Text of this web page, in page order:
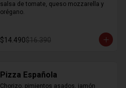
salsa de tomate, queso mozzarella y
orégano.
$14.490$16.390
Pizza Española
Chorizo, pimientos asados, jamón